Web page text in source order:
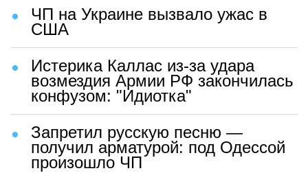
ЧП на Украине вызвало ужас в
США
Истерика Каллас из-за удара
возмездия Армии РФ закончилась
конфузом: "Идиотка"
Запретил русскую песню —
получил арматурой: под Одессой
произошло ЧП